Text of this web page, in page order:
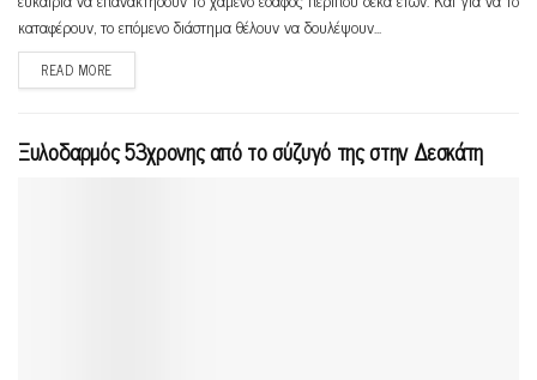
καταφέρουν, το επόμενο διάστημα θέλουν να δουλέψουν...
READ MORE
Ξυλοδαρμός 53χρονης από το σύζυγό της στην Δεσκάτη